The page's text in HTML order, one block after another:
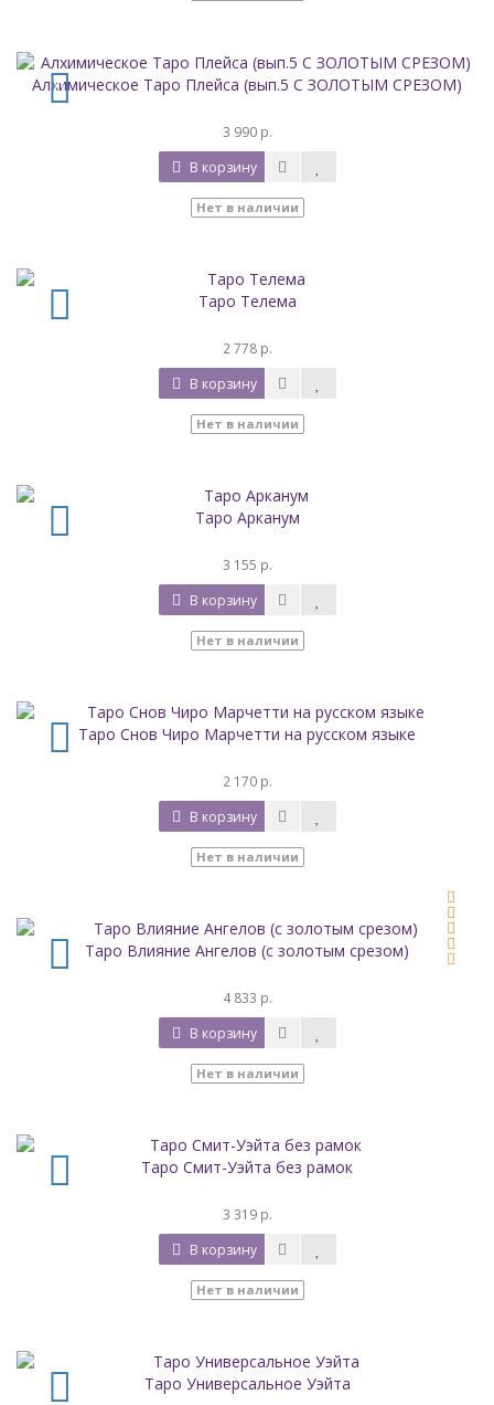
Алхимическое Таро Плейса (вып.5 С ЗОЛОТЫМ СРЕЗОМ)
3 990 р.
В корзину
Нет в наличии
Таро Телема
2 778 р.
В корзину
Нет в наличии
Таро Арканум
3 155 р.
В корзину
Нет в наличии
Таро Снов Чиро Марчетти на русском языке
2 170 р.
В корзину
Нет в наличии
Таро Влияние Ангелов (с золотым срезом)
4 833 р.
В корзину
Нет в наличии
Таро Смит-Уэйта без рамок
3 319 р.
В корзину
Нет в наличии
Таро Универсальное Уэйта